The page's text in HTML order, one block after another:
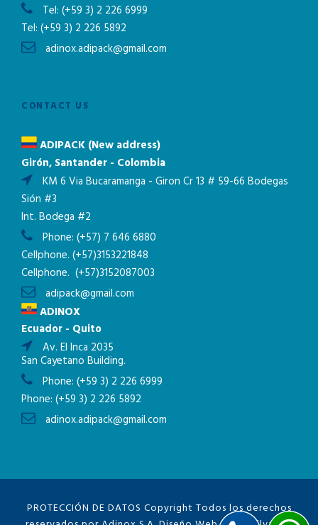
Tel: (+59 3) 2 226 6999
Tel: (+59 3) 2 226 5892
adinox.adipack@gmail.com
CONTACT US
ADIPACK (New address)
Girón, Santander - Colombia
KM 6 Via Bucaramanga - Giron Cr 13 # 59-66 Bodegas
Sión #3
Int. Bodega #2
Phone: (+57) 7 646 6880
Cellphone. (+57)3153221848
Cellphone. (+57)3152087003
adipack@gmail.com
ADINOX
Ecuador - Quito
Av. El Inca 2035
San Cayetano Building.
Phone: (+59 3) 2 226 6999
Phone: (+59 3) 2 226 5892
adinox.adipack@gmail.com
PROTECCIÓN DE DATOS Copyright Todos los derechos